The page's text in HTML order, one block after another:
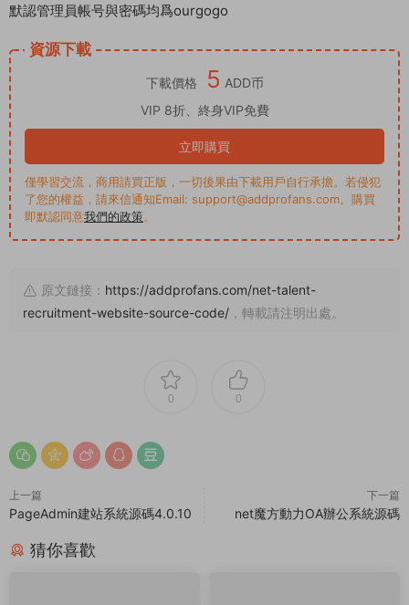
默認管理員帳号與密碼均爲ourgogo
資源下載
下載價格 5 ADD币
VIP 8折、終身VIP免費
立即購買
僅學習交流，商用請買正版，一切後果由下載用戶自行承擔。若侵犯
了您的權益，請來信通知Email: support@addprofans.com。購買
即默認同意我們的政策。
原文鏈接： https://addprofans.com/net-talent-
recruitment-website-source-code/ ，轉載請注明出處。
0 0
上一篇
PageAdmin建站系統源碼4.0.10
下一篇
net魔方動力OA辦公系統源碼
猜你喜歡